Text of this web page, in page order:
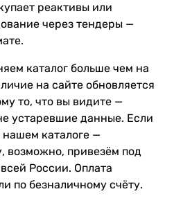
реактивы или
через тендеры —
каталог больше чем на
на сайте обновляется
то, что вы видите —
устаревшие данные. Если
нашем каталоге —
возможно, привезём под
России. Оплата
по безналичному счёту.